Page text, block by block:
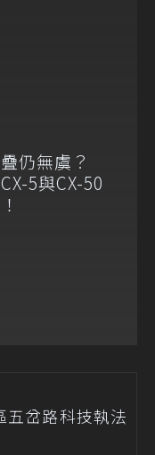
仍無虞？
5與CX-50
五岔路科技執法